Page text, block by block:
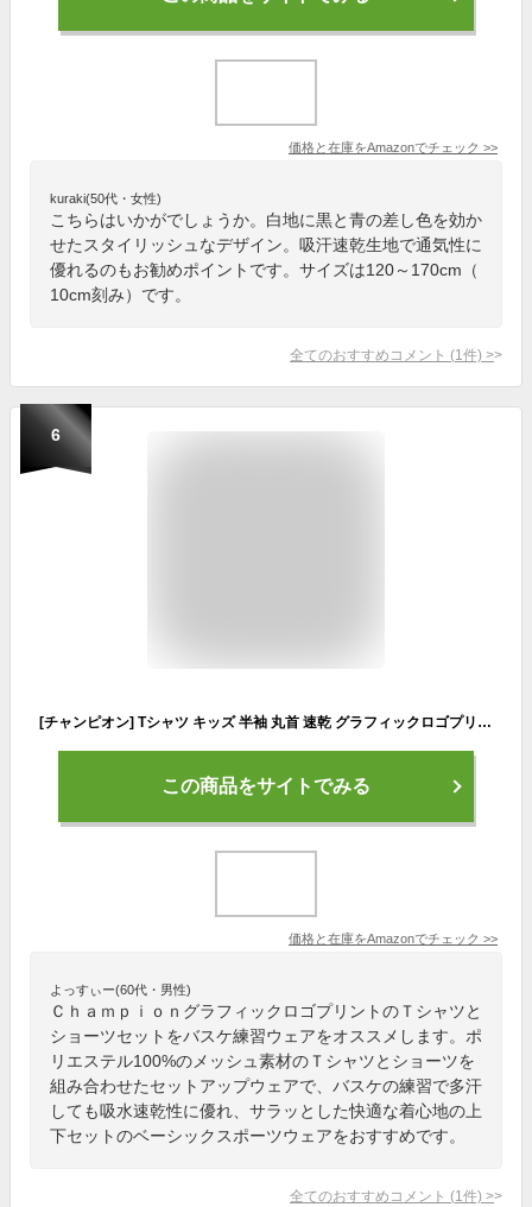
価格と在庫をAmazonでチェック >>
kuraki(50代・女性)
こちらはいかがでしょうか。白地に黒と青の差し色を効か
せたスタイリッシュなデザイン。吸汗速乾生地で通気性に
優れるのもお勧めポイントです。サイズは120～170cm（
10cm刻み）です。
全てのおすすめコメント (1 件) >
6
[チャンピオン] Tシャツ キッズ 半袖 丸首 速乾 グラフィックロゴプリント Tシャツ＆ショーツセット ベーシックスポーツ CK-ZSW04 チャコール 130
この商品をサイトでみる
価格と在庫をAmazonでチェック >>
よっすぃー(60代・男性)
ＣｈａｍｐｉｏｎグラフィックロゴプリントのＴシャツと
ショーツセットをバスケ練習ウェアをオススメします。ポ
リエステル100%のメッシュ素材のＴシャツとショーツを
組み合わせたセットアップウェアで、バスケの練習で多汗
しても吸水速乾性に優れ、サラッとした快適な着心地の上
下セットのベーシックスポーツウェアをおすすめです。
全てのおすすめコメント (1 件) >